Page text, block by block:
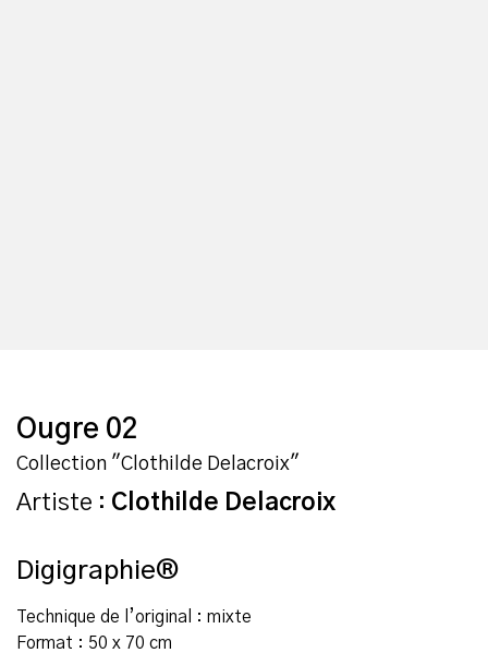
Ougre 02
Collection "Clothilde Delacroix"
Artiste : Clothilde Delacroix
Digigraphie®
Technique de l’original : mixte
Format : 50 x 70 cm